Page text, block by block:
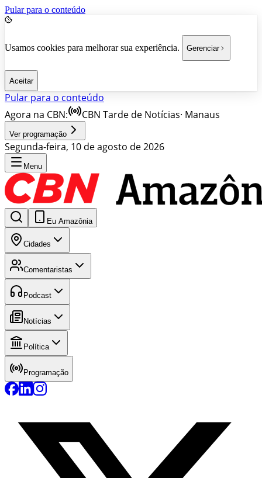
Pular para o conteúdo
Usamos cookies para melhorar sua experiência. Gerenciar
Aceitar
Pular para o conteúdo
Agora na CBN:
CBN Tarde de Notícias· Manaus
Ver programação
Segunda-feira, 10 de agosto de 2026
Menu
Eu Amazônia
Cidades
Comentaristas
Podcast
Notícias
Política
Programação